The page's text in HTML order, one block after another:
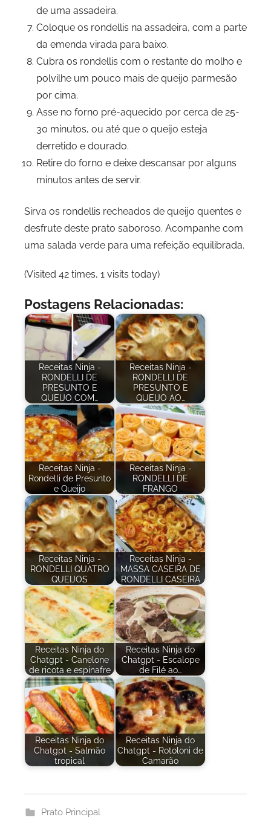
de uma assadeira.
Coloque os rondellis na assadeira, com a parte
da emenda virada para baixo.
Cubra os rondellis com o restante do molho e
polvilhe um pouco mais de queijo parmesão
por cima.
Asse no forno pré-aquecido por cerca de 25-
30 minutos, ou até que o queijo esteja
derretido e dourado.
Retire do forno e deixe descansar por alguns
minutos antes de servir.
Sirva os rondellis recheados de queijo quentes e
desfrute deste prato saboroso. Acompanhe com
uma salada verde para uma refeição equilibrada.
(Visited 42 times, 1 visits today)
Postagens Relacionadas:
Receitas Ninja -
RONDELLI DE
PRESUNTO E
QUEIJO COM…
Receitas Ninja -
RONDELLI DE
PRESUNTO E
QUEIJO AO…
Receitas Ninja -
Rondelli de Presunto
e Queijo
Receitas Ninja -
RONDELLI DE
FRANGO
Receitas Ninja -
RONDELLI QUATRO
QUEIJOS
Receitas Ninja -
MASSA CASEIRA DE
RONDELLI CASEIRA
Receitas Ninja do
Chatgpt - Canelone
de ricota e espinafre
Receitas Ninja do
Chatgpt - Escalope
de Filé ao…
Receitas Ninja do
Chatgpt - Salmão
tropical
Receitas Ninja do
Chatgpt - Rotoloni de
Camarão
Prato Principal